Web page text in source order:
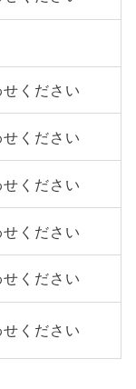
ください
ください
ください
ください
ください
ください